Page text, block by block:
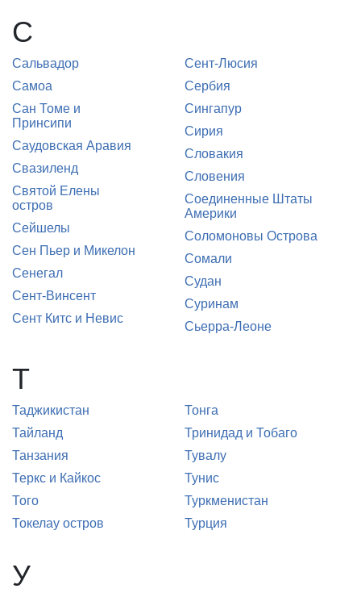
С
Сальвадор
Самоа
Сан Томе и
Принсипи
Саудовская Аравия
Свазиленд
Святой Елены
остров
Сейшелы
Сен Пьер и Микелон
Сенегал
Сент-Винсент
Сент Китс и Невис
Сент-Люсия
Сербия
Сингапур
Сирия
Словакия
Словения
Соединенные Штаты
Америки
Соломоновы Острова
Сомали
Судан
Суринам
Сьерра-Леоне
Т
Таджикистан
Тайланд
Танзания
Теркс и Кайкос
Того
Токелау остров
Тонга
Тринидад и Тобаго
Тувалу
Тунис
Туркменистан
Турция
У